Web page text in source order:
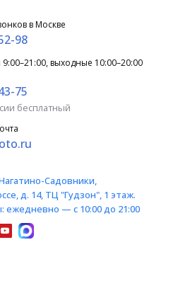
в Москве
98
выходные 10:00–20:00
75
бесплатный
Садовники,
д. 14, ТЦ "Гудзон", 1 этаж.
ежедневно — с 10:00 до 21:00